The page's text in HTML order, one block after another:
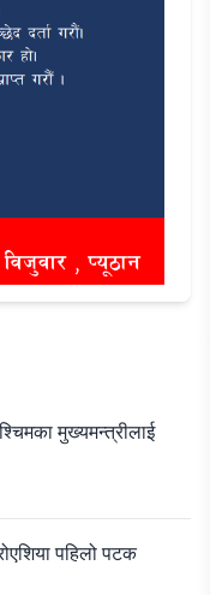
मुख्यमन्त्रीलाई
पहिलो पटक